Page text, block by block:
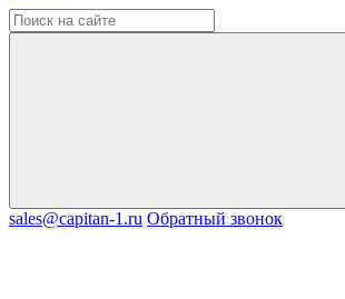
sales@capitan-1.ru Обратный звонок